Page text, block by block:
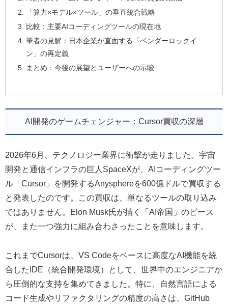
「算力×モデル×ツール」の垂直統合戦略
比較：主要AIコーディングツールの現在地
筆者の見解：日本企業が直面する「ベンダーロックイ
ン」の再定義
まとめ：今後の展望とユーザーへの示唆
AI開発のゲームチェンジャー：Cursor買収の深層
2026年6月、テクノロジー業界に衝撃が走りました。宇宙
開発と通信インフラの巨人SpaceXが、AIコーディングツー
ル「Cursor」を開発するAnysphereを600億ドルで買収する
と発表したのです。この買収は、単なるツールの取り込み
ではありません。Elon Musk氏が描く「AI帝国」のピース
が、また一つ強力に組み合わさったことを意味します。
これまでCursorは、VS Codeをベースに高度なAI機能を統
合したIDE（統合開発環境）として、世界中のエンジニアか
ら圧倒的な支持を集めてきました。特に、自然言語による
コード生成やリファクタリングの精度の高さは、GitHub